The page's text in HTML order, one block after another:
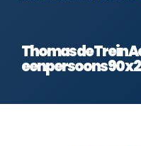
Thomas de Trein
eenpersoons 90 x